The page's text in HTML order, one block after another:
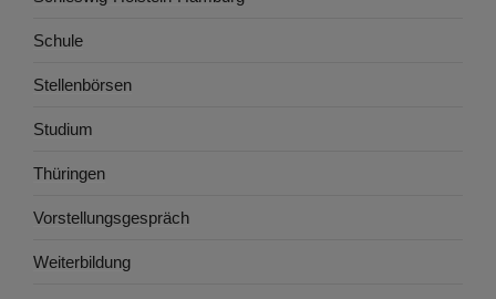
Schule
Stellenbörsen
Studium
Thüringen
Vorstellungsgespräch
Weiterbildung